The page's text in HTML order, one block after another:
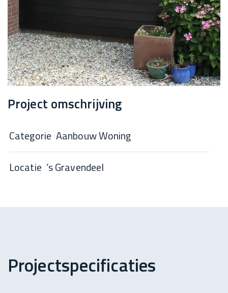
Project omschrijving
Categorie Aanbouw Woning
Locatie ’s Gravendeel
Projectspecificaties